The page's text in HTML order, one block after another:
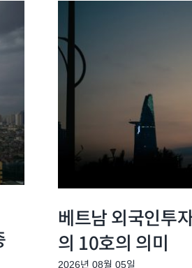
베트남 외국인투
의 10호의 의미
2026년 08월 05일